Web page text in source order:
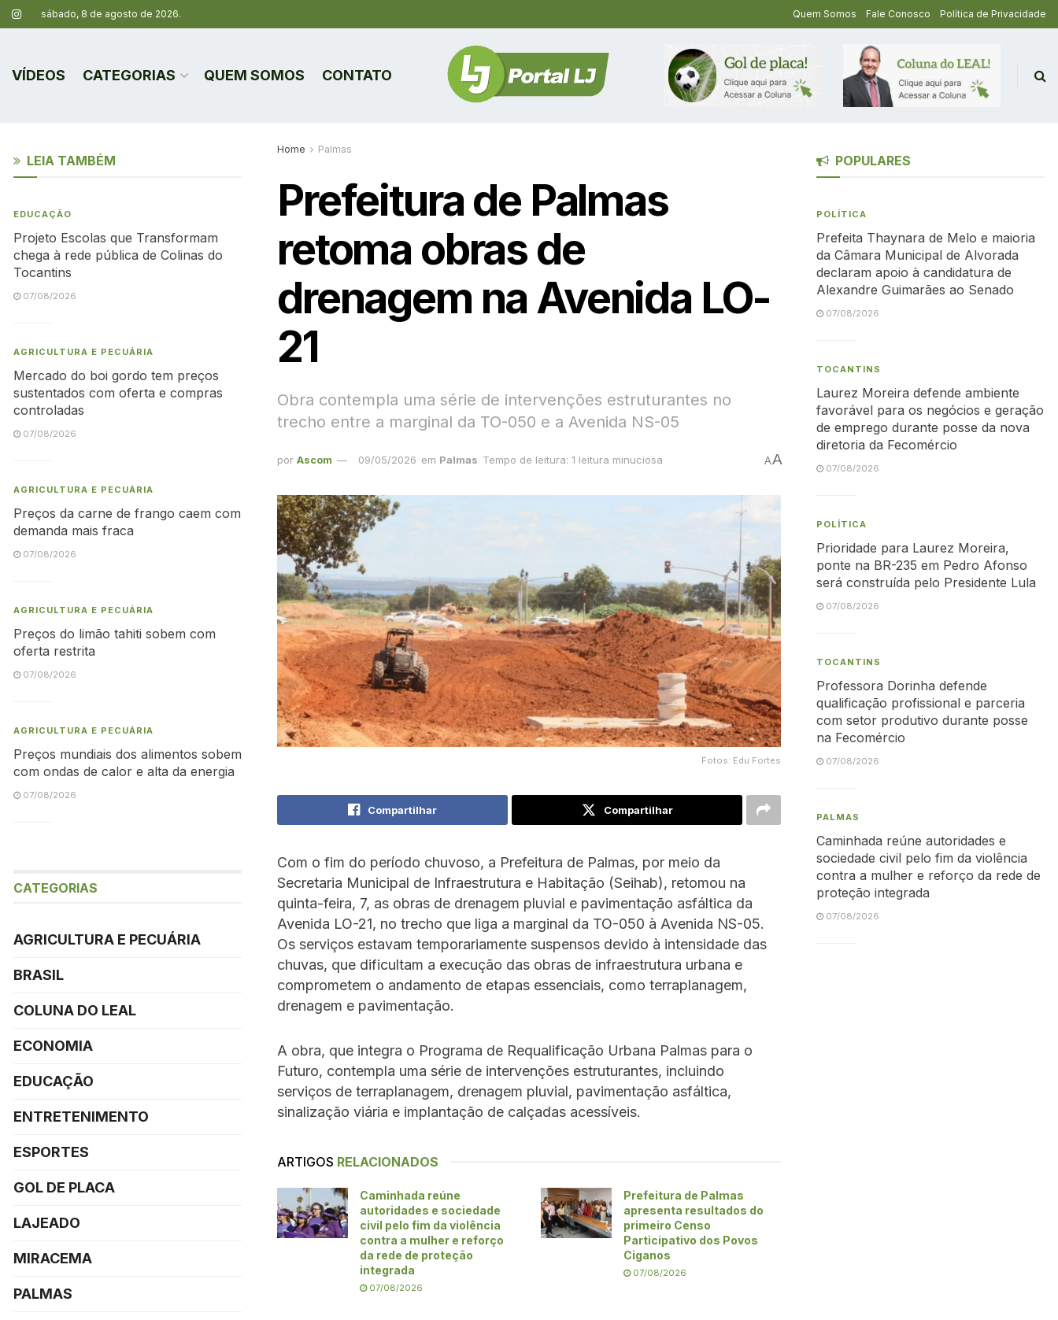
sábado, 8 de agosto de 2026. Quem Somos Fale Conosco Política de Privacidade
VÍDEOS CATEGORIAS QUEM SOMOS CONTATO
Home Palmas
Prefeitura de Palmas
retoma obras de
drenagem na Avenida LO-
21
Obra contempla uma série de intervenções estruturantes no
trecho entre a marginal da TO-050 e a Avenida NS-05
por Ascom 09/05/2026 em Palmas Tempo de leitura: 1 leitura minuciosa AA
Fotos: Edu Fortes
Compartilhar Compartilhar
Com o fim do período chuvoso, a Prefeitura de Palmas, por meio da
Secretaria Municipal de Infraestrutura e Habitação (Seihab), retomou na
quinta-feira, 7, as obras de drenagem pluvial e pavimentação asfáltica da
Avenida LO-21, no trecho que liga a marginal da TO-050 à Avenida NS-05.
Os serviços estavam temporariamente suspensos devido à intensidade das
chuvas, que dificultam a execução das obras de infraestrutura urbana e
comprometem o andamento de etapas essenciais, como terraplanagem,
drenagem e pavimentação.
A obra, que integra o Programa de Requalificação Urbana Palmas para o
Futuro, contempla uma série de intervenções estruturantes, incluindo
serviços de terraplanagem, drenagem pluvial, pavimentação asfáltica,
sinalização viária e implantação de calçadas acessíveis.
ARTIGOS RELACIONADOS
Caminhada reúne
autoridades e sociedade
civil pelo fim da violência
contra a mulher e reforço
da rede de proteção
integrada
07/08/2026
Prefeitura de Palmas
apresenta resultados do
primeiro Censo
Participativo dos Povos
Ciganos
07/08/2026
LEIA TAMBÉM
EDUCAÇÃO
Projeto Escolas que Transformam
chega à rede pública de Colinas do
Tocantins
07/08/2026
AGRICULTURA E PECUÁRIA
Mercado do boi gordo tem preços
sustentados com oferta e compras
controladas
07/08/2026
AGRICULTURA E PECUÁRIA
Preços da carne de frango caem com
demanda mais fraca
07/08/2026
AGRICULTURA E PECUÁRIA
Preços do limão tahiti sobem com
oferta restrita
07/08/2026
AGRICULTURA E PECUÁRIA
Preços mundiais dos alimentos sobem
com ondas de calor e alta da energia
07/08/2026
CATEGORIAS
AGRICULTURA E PECUÁRIA
BRASIL
COLUNA DO LEAL
ECONOMIA
EDUCAÇÃO
ENTRETENIMENTO
ESPORTES
GOL DE PLACA
LAJEADO
MIRACEMA
PALMAS
POPULARES
POLÍTICA
Prefeita Thaynara de Melo e maioria
da Câmara Municipal de Alvorada
declaram apoio à candidatura de
Alexandre Guimarães ao Senado
07/08/2026
TOCANTINS
Laurez Moreira defende ambiente
favorável para os negócios e geração
de emprego durante posse da nova
diretoria da Fecomércio
07/08/2026
POLÍTICA
Prioridade para Laurez Moreira,
ponte na BR-235 em Pedro Afonso
será construída pelo Presidente Lula
07/08/2026
TOCANTINS
Professora Dorinha defende
qualificação profissional e parceria
com setor produtivo durante posse
na Fecomércio
07/08/2026
PALMAS
Caminhada reúne autoridades e
sociedade civil pelo fim da violência
contra a mulher e reforço da rede de
proteção integrada
07/08/2026